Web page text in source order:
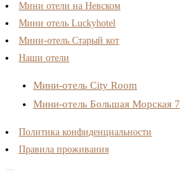
Мини отели на Невском
Мини отель Luckyhotel
Мини-отель Старый кот
Наши отели
Мини-отель City Room
Мини-отель Большая Морская 7
Политика конфиденциальности
Правила проживания